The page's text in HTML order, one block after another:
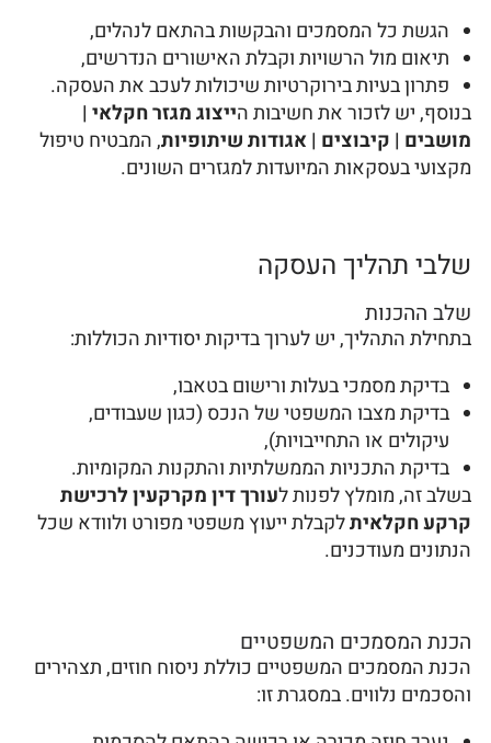
הגשת כל המסמכים והבקשות בהתאם לנהלים,
תיאום מול הרשויות וקבלת האישורים הנדרשים,
פתרון בעיות בירוקרטיות שיכולות לעכב את העסקה.
בנוסף, יש לזכור את חשיבות הייצוג מגזר חקלאי |
מושבים | קיבוצים | אגודות שיתופיות, המבטיח טיפול
מקצועי בעסקאות המיועדות למגזרים השונים.
שלבי תהליך העסקה
שלב ההכנות
בתחילת התהליך, יש לערוך בדיקות יסודיות הכוללות:
בדיקת מסמכי בעלות ורישום בטאבו,
בדיקת מצבו המשפטי של הנכס (כגון שעבודים,
עיקולים או התחייבויות),
בדיקת התכניות הממשלתיות והתקנות המקומיות.
בשלב זה, מומלץ לפנות לעורך דין מקרקעין לרכישת
קרקע חקלאיתלקבלת ייעוץ משפטי מפורט ולוודא שכל
הנתונים מעודכנים.
הכנת המסמכים המשפטיים
הכנת המסמכים המשפטיים כוללת ניסוח חוזים, תצהירים
והסכמים נלווים. במסגרת זו: